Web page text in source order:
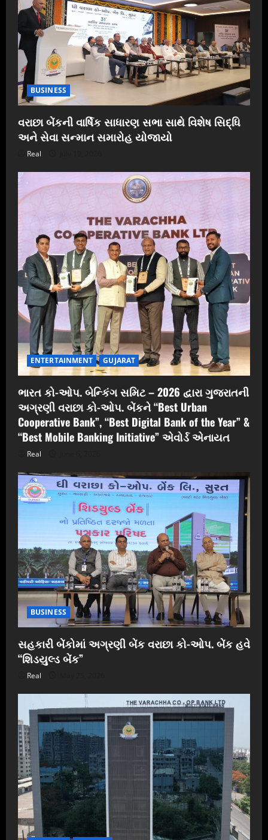
BUSINESS
વરાછા બેંકની વાર્ષિક સાધારણ સભા સાથે વિશેષ સિદ્ધિ
અને સેવા સન્માન સમારોહ યોજાયો
Real
ENTERTAINMENT GUJARAT
ભારત કો-ઓપ. બેન્કિંગ સમિટ – 2026 દ્વારા ગુજરાતની
અગ્રણી વરાછા કો-ઓપ. બેંકને “Best Urban
Cooperative Bank”, “Best Digital Bank of the Year” &
“Best Mobile Banking Initiative” એવોર્ડ એનાયત
Real
BUSINESS
સહકારી બેંકોમાં અગ્રણી બેંક વરાછા કો-ઓપ. બેંક હવે
“શિડયુલ્ડ બેંક”
Real